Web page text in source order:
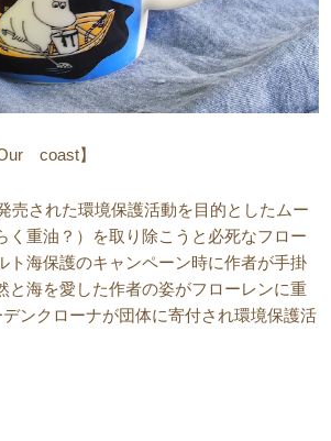
coast】
売された環境保護活動を目的としたムー
く重油？）を取り除こうと必死なフロー
ト海保護のキャンペーン時に作者が手掛
と海を愛した作者の姿がフローレンに重
ンクローナが団体に寄付され環境保護活